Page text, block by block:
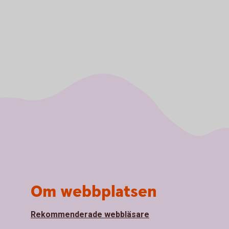
Om webbplatsen
Rekommenderade webbläsare